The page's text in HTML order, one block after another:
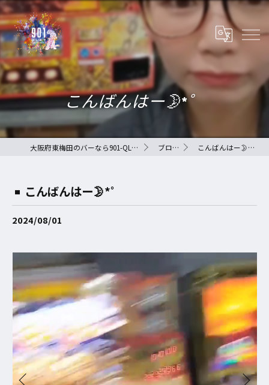
こんばんはー🌛*゜
大阪府東梅田のバーなら901-QLAY- ブログ こんばんはー🌛*゜
こんばんはー🌛*゜
2024/08/01